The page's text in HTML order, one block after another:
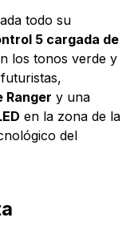
todo su
5 cargada de
los tonos verde y
Ranger y una
en la zona de la
del